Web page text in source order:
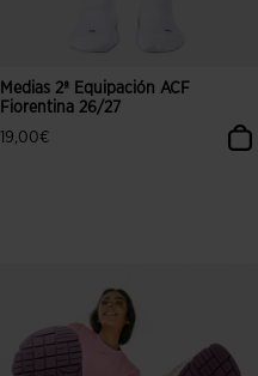
Medias 2ª Equipación ACF
Fiorentina 26/27
19,00€